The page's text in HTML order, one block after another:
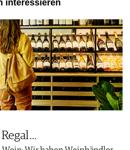
01.08.2026 - 31.01
Level 3, Aw…
Belp, CH
07.08.2026
Wine-Crashkurs
13.08 - 16.08.2026
interessieren
…